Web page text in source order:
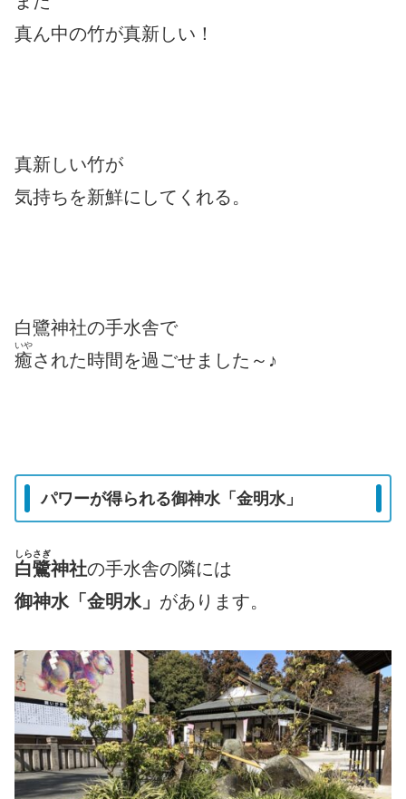
真ん中の竹が真新しい！
真新しい竹が
気持ちを新鮮にしてくれる。
白鷺神社の手水舎で
癒
いや
された時間を過ごせました～♪
パワーが得られる御神水「金明水」
白鷺
しらさぎ
神社の手水舎の隣には
御神水「金明水」 があります。